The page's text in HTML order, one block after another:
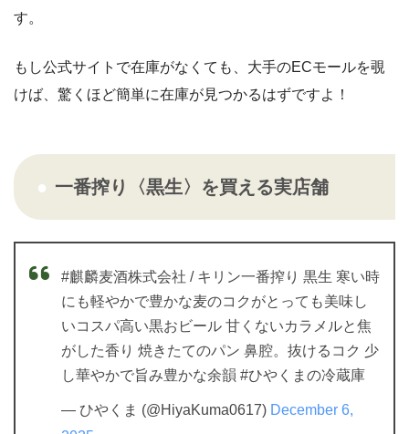
す。
もし公式サイトで在庫がなくても、大手のECモールを覗
けば、驚くほど簡単に在庫が見つかるはずですよ！
一番搾り〈黒生〉を買える実店舗
#麒麟麦酒株式会社 / キリン一番搾り 黒生 寒い時
にも軽やかで豊かな麦のコクがとっても美味し
いコスパ高い黒おビール 甘くないカラメルと焦
がした香り 焼きたてのパン 鼻腔。抜けるコク 少
し華やかで旨み豊かな余韻 #ひやくまの冷蔵庫
— ひやくま (@HiyaKuma0617) December 6,